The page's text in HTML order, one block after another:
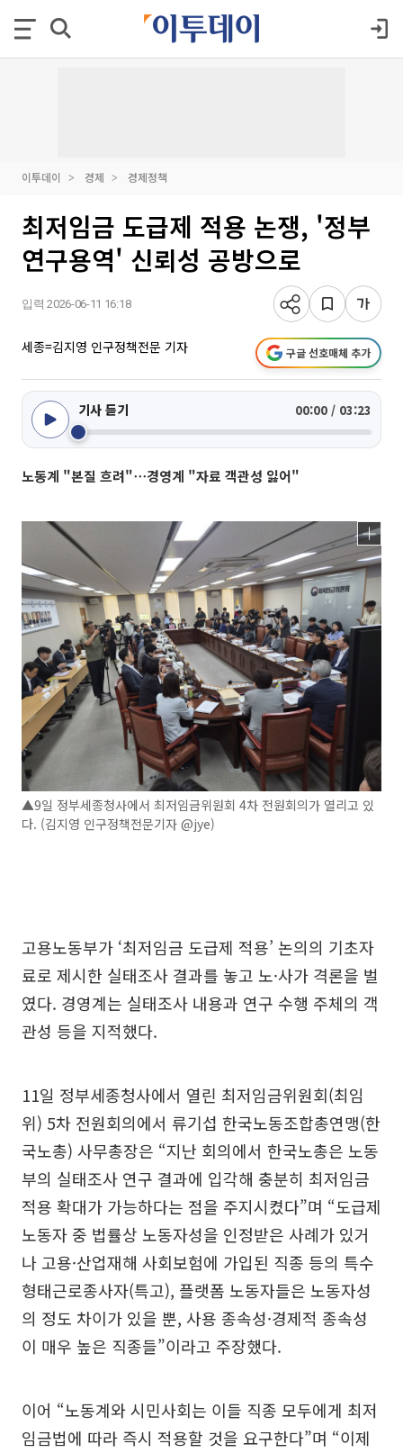
이투데이 경제 경제정책
최저임금 도급제 적용 논쟁, '정부
연구용역' 신뢰성 공방으로
입력 2026-06-11 16:18
세종=김지영 인구정책전문 기자 구글 선호매체 추가
기사 듣기 00:00 / 03:23
노동계 "본질 흐려"⋯경영계 "자료 객관성 잃어"
▲9일 정부세종청사에서 최저임금위원회 4차 전원회의가 열리고 있
다. (김지영 인구정책전문기자 @jye)
고용노동부가 ‘최저임금 도급제 적용’ 논의의 기초자
료로 제시한 실태조사 결과를 놓고 노·사가 격론을 벌
였다. 경영계는 실태조사 내용과 연구 수행 주체의 객
관성 등을 지적했다.
11일 정부세종청사에서 열린 최저임금위원회(최임
위) 5차 전원회의에서 류기섭 한국노동조합총연맹(한
국노총) 사무총장은 “지난 회의에서 한국노총은 노동
부의 실태조사 연구 결과에 입각해 충분히 최저임금
적용 확대가 가능하다는 점을 주지시켰다”며 “도급제
노동자 중 법률상 노동자성을 인정받은 사례가 있거
나 고용·산업재해 사회보험에 가입된 직종 등의 특수
형태근로종사자(특고), 플랫폼 노동자들은 노동자성
의 정도 차이가 있을 뿐, 사용 종속성·경제적 종속성
이 매우 높은 직종들”이라고 주장했다.
이어 “노동계와 시민사회는 이들 직종 모두에게 최저
임금법에 따라 즉시 적용할 것을 요구한다”며 “이제